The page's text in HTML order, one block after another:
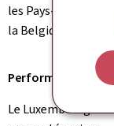
les Pays-Bas se
la Belgique 16
Performances du
Le Luxembourg se